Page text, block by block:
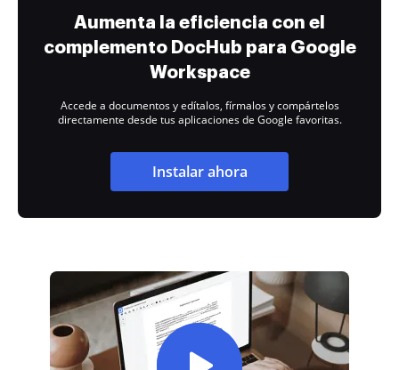
Aumenta la eficiencia con el
complemento DocHub para Google
Workspace
Accede a documentos y edítalos, fírmalos y compártelos
directamente desde tus aplicaciones de Google favoritas.
Instalar ahora